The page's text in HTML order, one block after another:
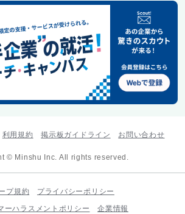
利用規約 掲示板ガイドライン お問い合わせ
© Minshu Inc. All rights reserved.
プ規約
プライバシーポリシー
ーハラスメントポリシー
企業情報